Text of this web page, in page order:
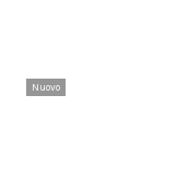
Nuovo